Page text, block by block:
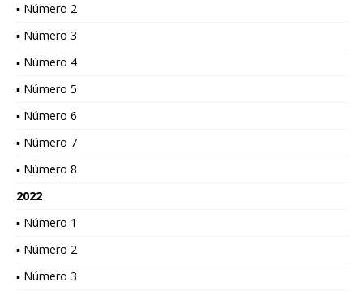
▪ Número 2
▪ Número 3
▪ Número 4
▪ Número 5
▪ Número 6
▪ Número 7
▪ Número 8
2022
▪ Número 1
▪ Número 2
▪ Número 3